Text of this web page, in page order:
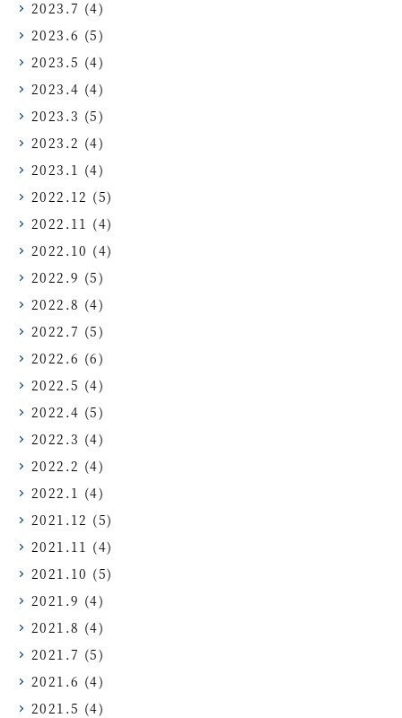
2023.7 (4)
2023.6 (5)
2023.5 (4)
2023.4 (4)
2023.3 (5)
2023.2 (4)
2023.1 (4)
2022.12 (5)
2022.11 (4)
2022.10 (4)
2022.9 (5)
2022.8 (4)
2022.7 (5)
2022.6 (6)
2022.5 (4)
2022.4 (5)
2022.3 (4)
2022.2 (4)
2022.1 (4)
2021.12 (5)
2021.11 (4)
2021.10 (5)
2021.9 (4)
2021.8 (4)
2021.7 (5)
2021.6 (4)
2021.5 (4)